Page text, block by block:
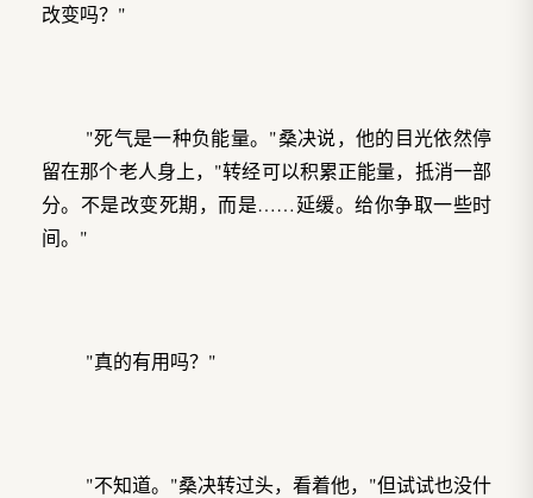
改变吗？"
"死气是一种负能量。"桑决说，他的目光依然停
留在那个老人身上，"转经可以积累正能量，抵消一部
分。不是改变死期，而是……延缓。给你争取一些时
间。"
"真的有用吗？"
"不知道。"桑决转过头，看着他，"但试试也没什